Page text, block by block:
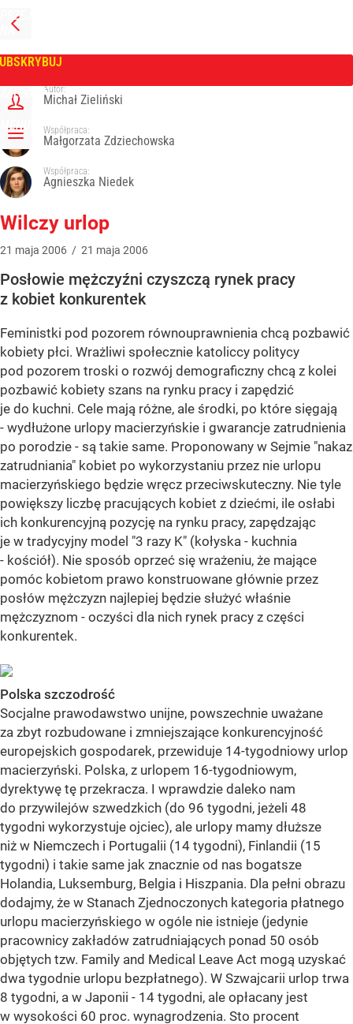
PRZEJDŹ
NA
GŁÓWNĄ
ZALOGUJ
MENU
Tygodnik Wprost
Autor:
Michał Zieliński
Współpraca:
Małgorzata Zdziechowska
Współpraca:
Agnieszka Niedek
Wilczy urlop
21 maja 2006 / 21 maja 2006
Posłowie mężczyźni czyszczą rynek pracy
z kobiet konkurentek
Feministki pod pozorem równouprawnienia chcą pozbawić
kobiety płci. Wrażliwi społecznie katoliccy politycy
pod pozorem troski o rozwój demograficzny chcą z kolei
pozbawić kobiety szans na rynku pracy i zapędzić
je do kuchni. Cele mają różne, ale środki, po które sięgają
- wydłużone urlopy macierzyńskie i gwarancje zatrudnienia
po porodzie - są takie same. Proponowany w Sejmie "nakaz
zatrudniania" kobiet po wykorzystaniu przez nie urlopu
macierzyńskiego będzie wręcz przeciwskuteczny. Nie tyle
powiększy liczbę pracujących kobiet z dziećmi, ile osłabi
ich konkurencyjną pozycję na rynku pracy, zapędzając
je w tradycyjny model "3 razy K" (kołyska - kuchnia
- kościół). Nie sposób oprzeć się wrażeniu, że mające
pomóc kobietom prawo konstruowane głównie przez
posłów mężczyzn najlepiej będzie służyć właśnie
mężczyznom - oczyści dla nich rynek pracy z części
konkurentek.
Polska szczodrość
Socjalne prawodawstwo unijne, powszechnie uważane
za zbyt rozbudowane i zmniejszające konkurencyjność
europejskich gospodarek, przewiduje 14-tygodniowy urlop
macierzyński. Polska, z urlopem 16-tygodniowym,
dyrektywę tę przekracza. I wprawdzie daleko nam
do przywilejów szwedzkich (do 96 tygodni, jeżeli 48
tygodni wykorzystuje ojciec), ale urlopy mamy dłuższe
niż w Niemczech i Portugalii (14 tygodni), Finlandii (15
tygodni) i takie same jak znacznie od nas bogatsze
Holandia, Luksemburg, Belgia i Hiszpania. Dla pełni obrazu
dodajmy, że w Stanach Zjednoczonych kategoria płatnego
urlopu macierzyńskiego w ogóle nie istnieje (jedynie
pracownicy zakładów zatrudniających ponad 50 osób
objętych tzw. Family and Medical Leave Act mogą uzyskać
dwa tygodnie urlopu bezpłatnego). W Szwajcarii urlop trwa
8 tygodni, a w Japonii - 14 tygodni, ale opłacany jest
w wysokości 60 proc. wynagrodzenia. Sto procent